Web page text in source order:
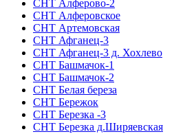
СНТ Алферово-2
СНТ Алферовское
СНТ Артемовская
СНТ Афганец-3
СНТ Афганец-3 д. Хохлево
СНТ Башмачок-1
СНТ Башмачок-2
СНТ Белая береза
СНТ Бережок
СНТ Березка -3
СНТ Березка д.Ширяевская